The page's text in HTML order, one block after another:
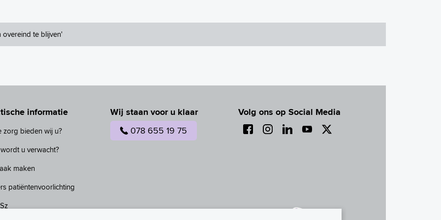
overeind te blijven'
Wij staan voor u klaar
078 655 19 75
Volg ons op Social Media
informatie
zorg bieden wij u?
u verwacht?
maken
patiëntenvoorlichting